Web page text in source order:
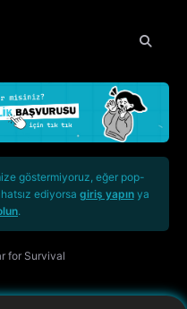
göstermiyoruz, eğer pop-
ediyorsa giriş yapınya
.
for Survival